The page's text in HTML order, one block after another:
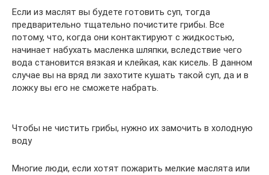
Если из маслят вы будете готовить суп, тогда
предварительно тщательно почистите грибы. Все
потому, что, когда они контактируют с жидкостью,
начинает набухать масленка шляпки, вследствие чего
вода становится вязкая и клейкая, как кисель. В данном
случае вы на вряд ли захотите кушать такой суп, да и в
ложку вы его не сможете набрать.
Чтобы не чистить грибы, нужно их замочить в холодную
воду
Многие люди, если хотят пожарить мелкие маслята или